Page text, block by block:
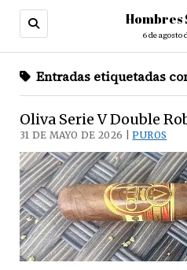
Hombres
6 de agosto
Entradas etiquetadas
Oliva Serie V Double
31 DE MAYO DE 2026 |PUROS